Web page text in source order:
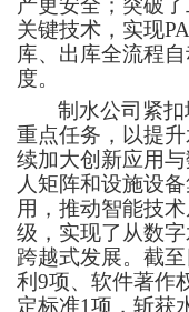
产更安全；突破
关键技术，实现
库、出库全流程
度。
制水公司紧
重点任务，以提
续加大创新应用
人矩阵和设施设
用，推动智能技
级，实现了从数
跨越式发展。截
利 9项、软件著作
定标准1项，斩获